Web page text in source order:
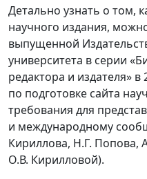
Детально узнать о том,
научного издания,
выпущенной
университета в серии
редактора и издателя»
по подготовке сайта
требования для
и международному
Кириллова, Н.Г. Попова,
О.В. Кирилловой).